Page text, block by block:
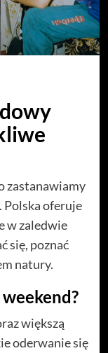
zastanawiamy
Polska oferuje
w zaledwie
się, poznać
natury.
większą
oderwanie się